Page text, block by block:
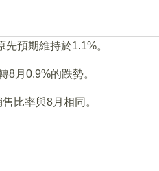
預期維持於1.1%。
8月0.9%的跌勢。
比率與8月相同。